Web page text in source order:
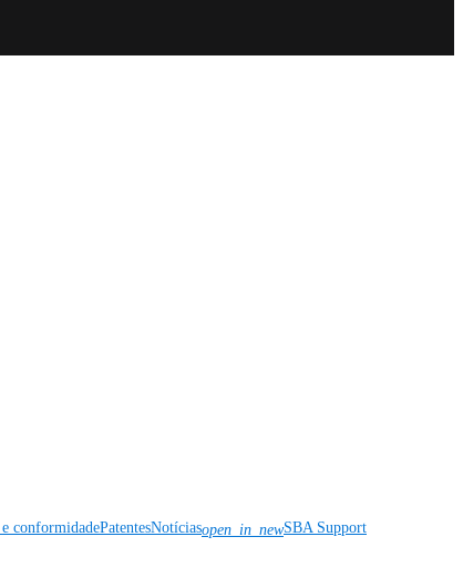
conformidadePatentesNotíciasopen_in_newSBA Support